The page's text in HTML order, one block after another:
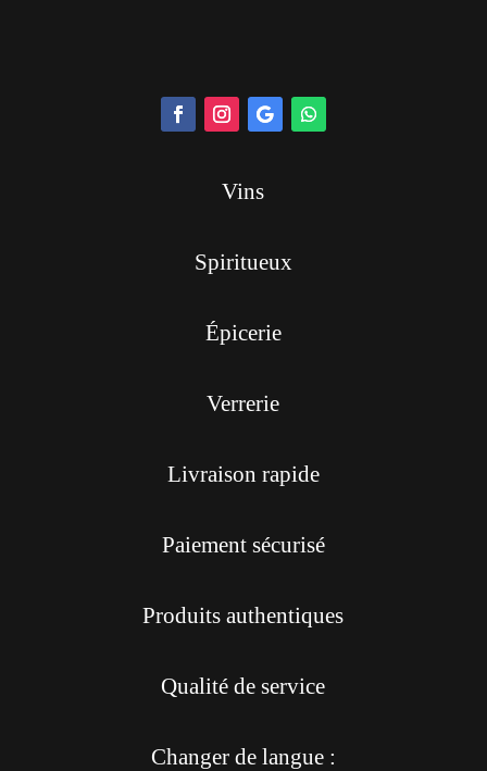
Vins
Spiritueux
Épicerie
Verrerie
Livraison rapide
Paiement sécurisé
Produits authentiques
Qualité de service
Changer de langue :